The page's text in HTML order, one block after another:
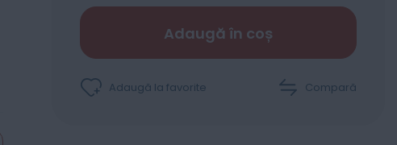
Adaugă în coș
Adaugă la favorite Compară